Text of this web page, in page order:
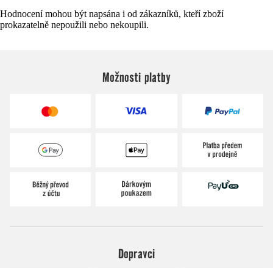
Hodnocení mohou být napsána i od zákazníků, kteří zboží
prokazatelně nepoužili nebo nekoupili.
Možnosti platby
Dopravci